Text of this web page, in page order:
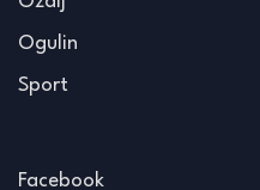
Ogulin
Sport
Facebook